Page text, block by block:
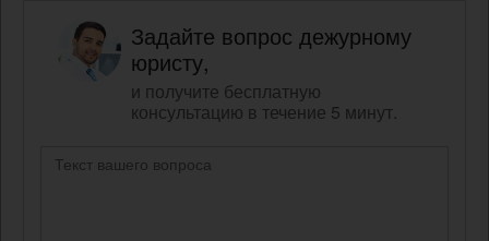
Задайте вопрос дежурному
юристу,
и получите бесплатную
консультацию в течение 5 минут.